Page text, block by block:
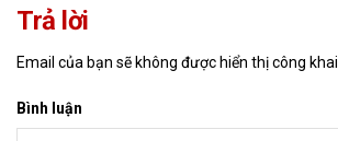
Trả lời
Email của bạn sẽ không được hiển thị công khai.
Bình luận